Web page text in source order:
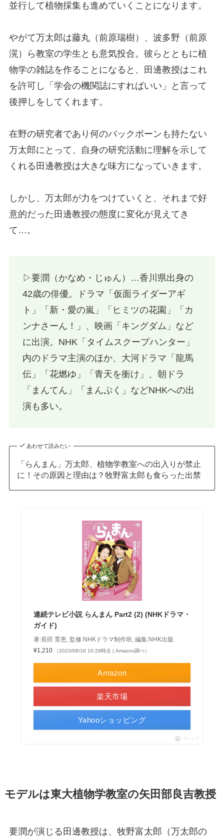
並行して植物採集も進めていくことになります。
やがて万太郎は藤丸（前原瑞樹）、波多野（前原
滉）ら教室の学生とも意気投合。彼らとともに植
物学の雑誌を作ることになると、田邊教授はこれ
を許可し「学会の機関誌にすればいい」と言って
後押しをしてくれます。
在野の研究者であり何のバックボーンも持たない
万太郎にとって、自身の研究活動に理解を示して
くれる田邊教授は大きな味方になっていきます。
しかし、万太郎が力をつけていくと、それまで好
意的だった田邊教授の態度に変化が見えてき
て…。
▷要潤（かなめ・じゅん）…香川県出身の
42歳の俳優。ドラマ「仮面ライダーアギ
ト」「新・愛の嵐」「ヒミツの花園」「カ
ンナさーん！」、映画「キングダム」など
に出演。NHK「タイムスクープハンター」
内のドラマ主演のほか、大河ドラマ「龍馬
伝」「花燃ゆ」「青天を衝け」、朝ドラ
「まんてん」「まんぷく」などNHKへの出
演も多い。
あわせて読みたい
「らんまん」万太郎、植物学教室への出入りが禁止
に！その原因と理由は？牧野富太郎も食らった出禁
連続テレビ小説 らんまん Part2 (2) (NHKドラマ・
ガイド)
著:長田 育恵, 監修:NHKドラマ制作班, 編集:NHK出版
¥1,210
（2023/08/18 10:29時点 | Amazon調べ）
Amazon
楽天市場
Yahooショッピング
ポチップ
モデルは東大植物学教室の矢田部良吉教授
要潤が演じる田邊教授は、牧野富太郎（万太郎の